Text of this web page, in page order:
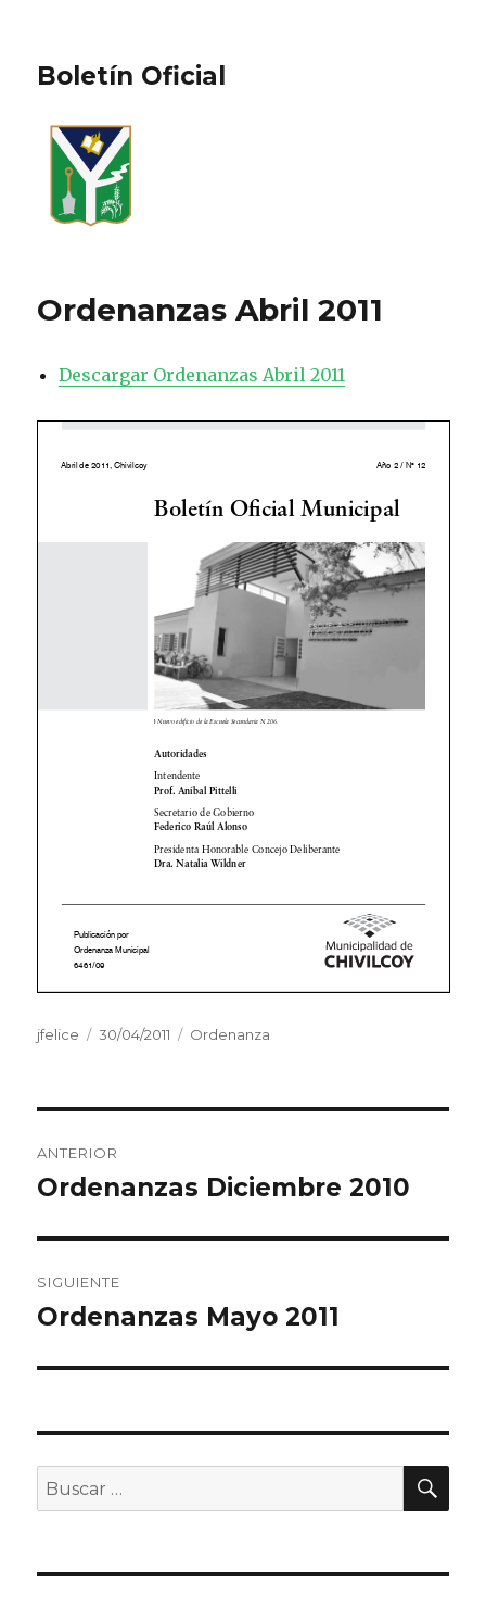
Boletín Oficial
Ordenanzas Abril 2011
Descargar Ordenanzas Abril 2011
Autor
jfelice
Publicado
30/04/2011 Categorías
Ordenanza
de
ANTERIOR
Entrada
Ordenanzas Diciembre 2010
SIGUIENTE
Entrada
Ordenanzas Mayo 2011
Buscar
por: